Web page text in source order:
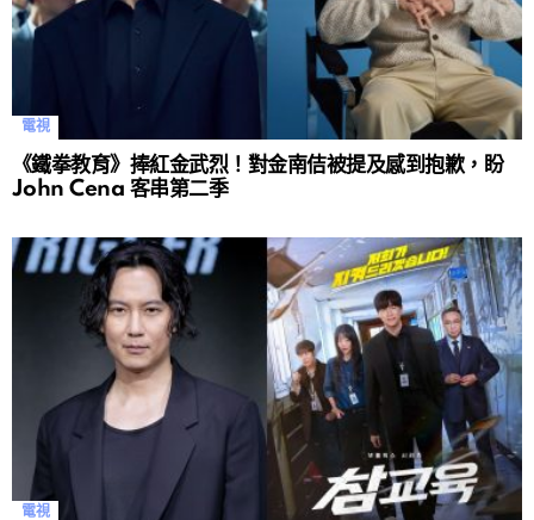
電視
《鐵拳教育》捧紅金武烈！對金南佶被提及感到抱歉，盼
John Cena 客串第二季
電視